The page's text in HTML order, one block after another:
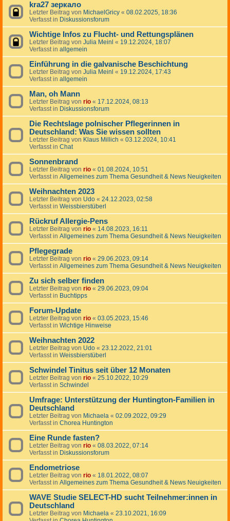
kra27 зеркало
Letzter Beitrag von MichaelGricy « 08.02.2025, 18:36
Verfasst in Diskussionsforum
Wichtige Infos zu Flucht- und Rettungsplänen
Letzter Beitrag von Julia Meinl « 19.12.2024, 18:07
Verfasst in allgemein
Einführung in die galvanische Beschichtung
Letzter Beitrag von Julia Meinl « 19.12.2024, 17:43
Verfasst in allgemein
Man, oh Mann
Letzter Beitrag von rio « 17.12.2024, 08:13
Verfasst in Diskussionsforum
Die Rechtslage polnischer Pflegerinnen in
Deutschland: Was Sie wissen sollten
Letzter Beitrag von Klaus Millich « 03.12.2024, 10:41
Verfasst in Chat
Sonnenbrand
Letzter Beitrag von rio « 01.08.2024, 10:51
Verfasst in Allgemeines zum Thema Gesundheit & News Neuigkeiten
Weihnachten 2023
Letzter Beitrag von Udo « 24.12.2023, 02:58
Verfasst in Weissbierstüberl
Rückruf Allergie-Pens
Letzter Beitrag von rio « 14.08.2023, 16:11
Verfasst in Allgemeines zum Thema Gesundheit & News Neuigkeiten
Pflegegrade
Letzter Beitrag von rio « 29.06.2023, 09:14
Verfasst in Allgemeines zum Thema Gesundheit & News Neuigkeiten
Zu sich selber finden
Letzter Beitrag von rio « 29.06.2023, 09:04
Verfasst in Buchtipps
Forum-Update
Letzter Beitrag von rio « 03.05.2023, 15:46
Verfasst in Wichtige Hinweise
Weihnachten 2022
Letzter Beitrag von Udo « 23.12.2022, 21:01
Verfasst in Weissbierstüberl
Schwindel Tinitus seit über 12 Monaten
Letzter Beitrag von rio « 25.10.2022, 10:29
Verfasst in Schwindel
Umfrage: Unterstützung der Huntington-Familien in
Deutschland
Letzter Beitrag von Michaela « 02.09.2022, 09:29
Verfasst in Chorea Huntington
Eine Runde fasten?
Letzter Beitrag von rio « 08.03.2022, 07:14
Verfasst in Diskussionsforum
Endometriose
Letzter Beitrag von rio « 18.01.2022, 08:07
Verfasst in Allgemeines zum Thema Gesundheit & News Neuigkeiten
WAVE Studie SELECT-HD sucht Teilnehmer:innen in
Deutschland
Letzter Beitrag von Michaela « 23.10.2021, 16:09